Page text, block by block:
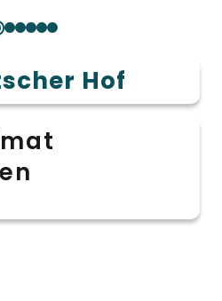
Hof